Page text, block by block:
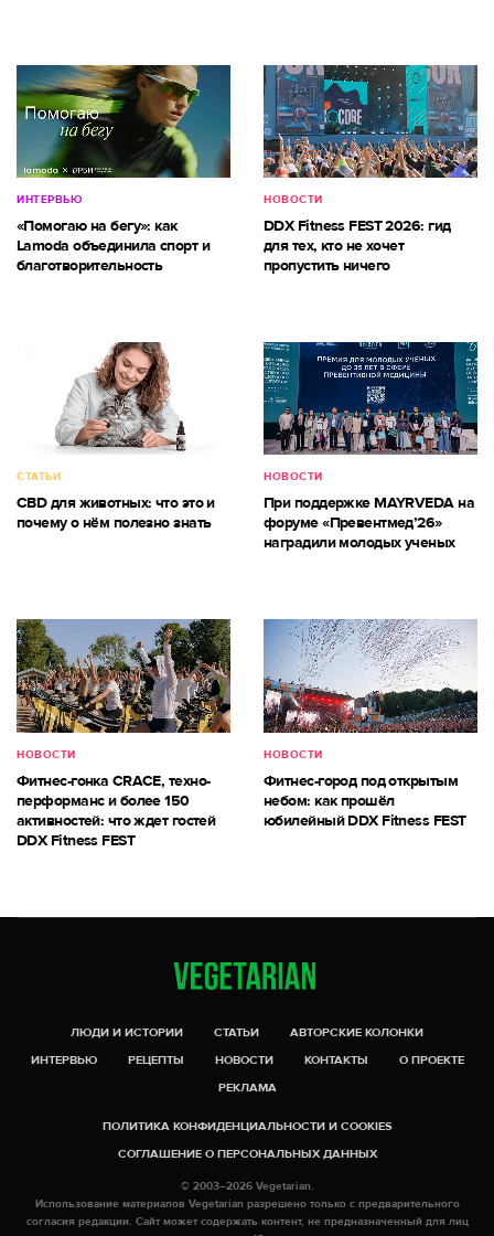
ИНТЕРВЬЮ
«Помогаю на бегу»: как
Lamoda объединила спорт и
благотворительность
НОВОСТИ
DDX Fitness FEST 2026: гид
для тех, кто не хочет
пропустить ничего
СТАТЬИ
CBD для животных: что это и
почему о нём полезно знать
НОВОСТИ
При поддержке MAYRVEDA на
форуме «Превентмед’26»
наградили молодых ученых
НОВОСТИ
Фитнес-гонка CRACE, техно-
перформанс и более 150
активностей: что ждет гостей
DDX Fitness FEST
НОВОСТИ
Фитнес-город под открытым
небом: как прошёл
юбилейный DDX Fitness FEST
ЛЮДИ И ИСТОРИИ СТАТЬИ
АВТОРСКИЕ КОЛОНКИ
ИНТЕРВЬЮ
РЕЦЕПТЫ НОВОСТИ КОНТАКТЫ
О ПРОЕКТЕ
РЕКЛАМА
ПОЛИТИКА КОНФИДЕНЦИАЛЬНОСТИ И COOKIES
СОГЛАШЕНИЕ О ПЕРСОНАЛЬНЫХ ДАННЫХ
© 2003–2026 Vegetarian.
Использование материалов Vegetarian разрешено только с предварительного
согласия редакции. Сайт может содержать контент, не предназначенный для лиц